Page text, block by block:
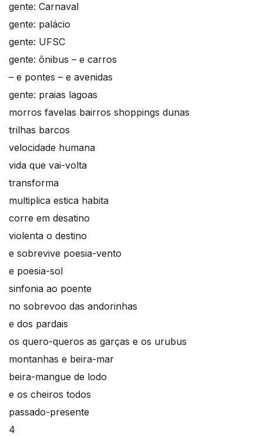
gente: Carnaval
gente: palácio
gente: UFSC
gente: ônibus – e carros
– e pontes – e avenidas
gente: praias lagoas
morros favelas bairros shoppings dunas
trilhas barcos
velocidade humana
vida que vai-volta
transforma
multiplica estica habita
corre em desatino
violenta o destino
e sobrevive poesia-vento
e poesia-sol
sinfonia ao poente
no sobrevoo das andorinhas
e dos pardais
os quero-queros as garças e os urubus
montanhas e beira-mar
beira-mangue de lodo
e os cheiros todos
passado-presente
4